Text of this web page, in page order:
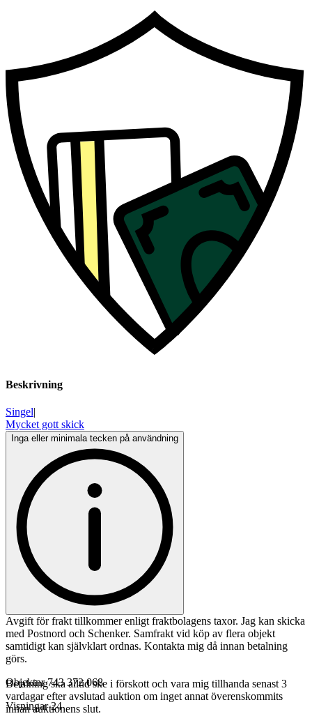
Beskrivning
Singel|
Mycket gott skick
Inga eller minimala tecken på användning
Avgift för frakt tillkommer enligt fraktbolagens taxor. Jag kan skicka
med Postnord och Schenker. Samfrakt vid köp av flera objekt
samtidigt kan självklart ordnas. Kontakta mig då innan betalning
görs.
Betalning ska alltid ske i förskott och vara mig tillhanda senast 3
vardagar efter avslutad auktion om inget annat överenskommits
innan auktionens slut.
Objektnr 743 372 068
Visningar 24